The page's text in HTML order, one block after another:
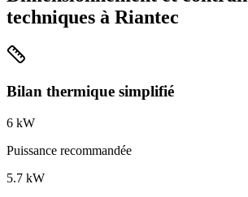
techniques à Riantec
Bilan thermique simplifié
6 kW
Puissance recommandée
5.7 kW